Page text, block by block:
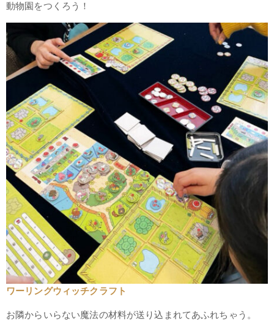
動物園をつくろう！
ワーリングウィッチクラフト
お隣からいらない魔法の材料が送り込まれてあふれちゃう。